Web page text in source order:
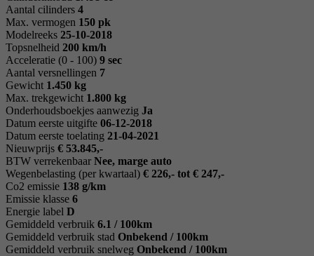
Aantal cilinders 4
Max. vermogen 150 pk
Modelreeks 25-10-2018
Topsnelheid 200 km/h
Acceleratie (0 - 100) 9 sec
Aantal versnellingen 7
Gewicht 1.450 kg
Max. trekgewicht 1.800 kg
Onderhoudsboekjes aanwezig Ja
Datum eerste uitgifte 06-12-2018
Datum eerste toelating 21-04-2021
Nieuwprijs € 53.845,-
BTW verrekenbaar Nee, marge auto
Wegenbelasting (per kwartaal) € 226,- tot € 247,-
Co2 emissie 138 g/km
Emissie klasse 6
Energie label D
Gemiddeld verbruik 6.1 / 100km
Gemiddeld verbruik stad Onbekend / 100km
Gemiddeld verbruik snelweg Onbekend / 100km